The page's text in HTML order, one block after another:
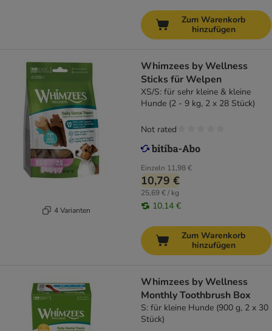
Zum Warenkorb
hinzufügen
4 Varianten
Whimzees by Wellness
Sticks für Welpen
XS/S: für sehr kleine & kleine
Hunde (2 - 9 kg, 2 x 28 Stück)
Einzeln 11,98 €
10,79 €
25,69 € / kg
10,14 €
Not rated
Zum Warenkorb
hinzufügen
Whimzees by Wellness
Monthly Toothbrush Box
S: für kleine Hunde (900 g, 2 x 30
Stück)